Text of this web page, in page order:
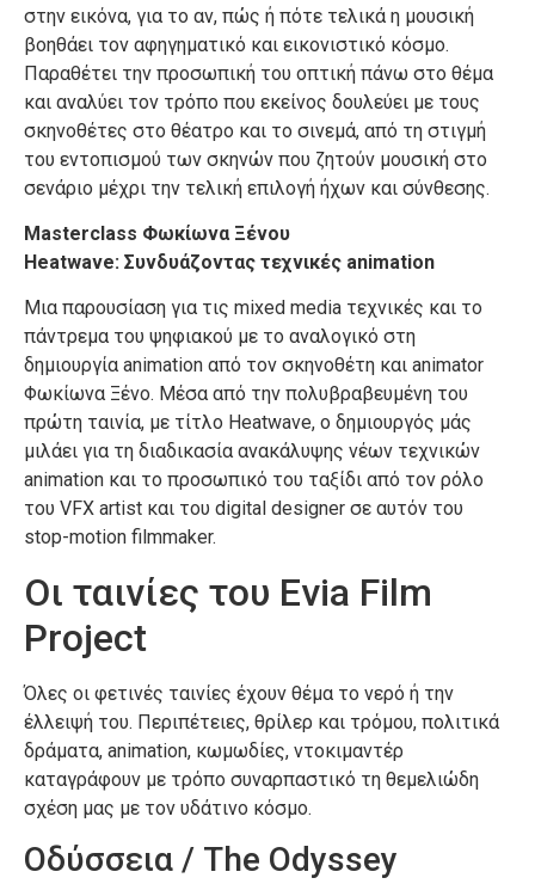
στην εικόνα, για το αν, πώς ή πότε τελικά η μουσική
βοηθάει τον αφηγηματικό και εικονιστικό κόσμο.
Παραθέτει την προσωπική του οπτική πάνω στο θέμα
και αναλύει τον τρόπο που εκείνος δουλεύει με τους
σκηνοθέτες στο θέατρο και το σινεμά, από τη στιγμή
του εντοπισμού των σκηνών που ζητούν μουσική στο
σενάριο μέχρι την τελική επιλογή ήχων και σύνθεσης.
Masterclass Φωκίωνα Ξένου
Heatwave: Συνδυάζοντας τεχνικές animation
Μια παρουσίαση για τις mixed media τεχνικές και το
πάντρεμα του ψηφιακού με το αναλογικό στη
δημιουργία animation από τον σκηνοθέτη και animator
Φωκίωνα Ξένο. Μέσα από την πολυβραβευμένη του
πρώτη ταινία, με τίτλο Heatwave, ο δημιουργός μάς
μιλάει για τη διαδικασία ανακάλυψης νέων τεχνικών
animation και το προσωπικό του ταξίδι από τον ρόλο
του VFX artist και του digital designer σε αυτόν του
stop-motion filmmaker.
Οι ταινίες του Evia Film
Project
Όλες οι φετινές ταινίες έχουν θέμα το νερό ή την
έλλειψή του. Περιπέτειες, θρίλερ και τρόμου, πολιτικά
δράματα, animation, κωμωδίες, ντοκιμαντέρ
καταγράφουν με τρόπο συναρπαστικό τη θεμελιώδη
σχέση μας με τον υδάτινο κόσμο.
Οδύσσεια / The Odyssey